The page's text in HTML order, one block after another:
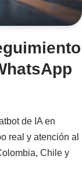
de IA en
real y atención al
Chile y